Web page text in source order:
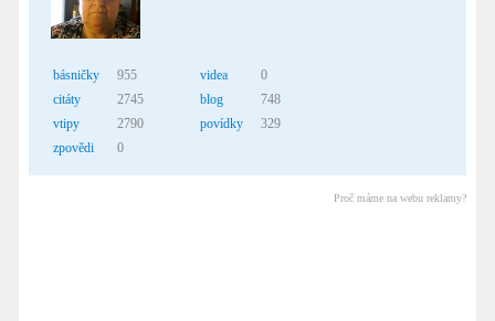
básničky
955
citáty
2745
vtipy
2790
zpovědi
0
videa
0
blog
748
povídky
329
Proč máme na webu reklamy?